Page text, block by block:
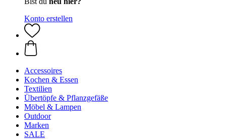
Konto erstellen
Accessoires
Kochen & Essen
Textilien
Übertöpfe & Pflanzgefäße
Möbel & Lampen
Outdoor
Marken
SALE